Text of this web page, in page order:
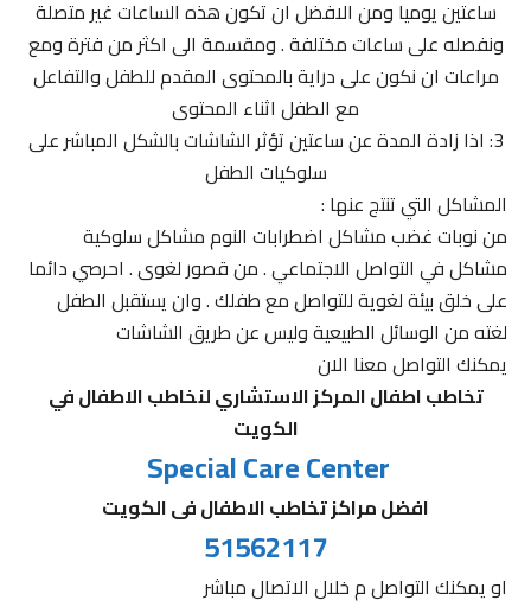
ساعتين يوميا ومن الافضل ان تكون هذه الساعات غير متصلة
ونفصله على ساعات مختلفة . ومقسمة الى اكثر من فترة ومع
مراعات ان نكون على دراية بالمحتوى المقدم للطفل والتفاعل
مع الطفل اثناء المحتوى
3: اذا زادة المدة عن ساعتين تؤثر الشاشات بالشكل المباشر على
سلوكيات الطفل
المشاكل التي تنتج عنها :
من نوبات غضب مشاكل اضطرابات النوم مشاكل سلوكية
مشاكل في التواصل الاجتماعي . من قصور لغوى . احرصي دائما
على خلق بيئة لغوية للتواصل مع طفلك . وان يستقبل الطفل
لغته من الوسائل الطبيعية وليس عن طريق الشاشات
يمكنك التواصل معنا الان
تخاطب اطفال المركز الاستشاري لنخاطب الاطفال في
الكويت
Special Care Center
افضل مراكز تخاطب الاطفال فى الكويت
51562117
او يمكنك التواصل م خلال الاتصال مباشر